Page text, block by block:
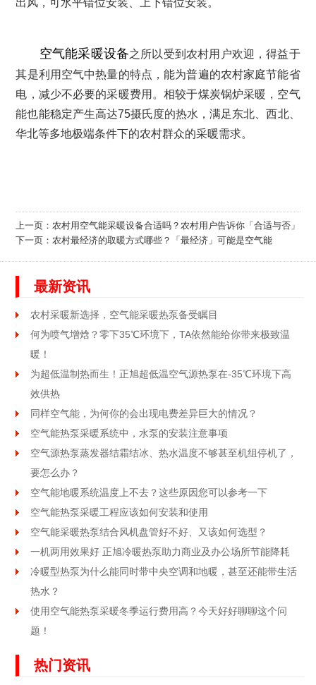
出风，可水平错位安装、上下错位安装。
空气能采暖设备之所以受到农村用户欢迎，得益于
其是利用空气中热量的特点，能为普遍的农村家庭节能省
电，减少不必要的采暖费用。相较于煤炭锅炉采暖，空气
能也能稳定产生高达75摄氏度的热水，满足东北、西北、
华北等多地极端条件下的农村群众的采暖需求。
上一页：农村用空气能采暖设备合适吗？农村用户告诉你「合适与否」
下一页：农村最经济的取暖方式哪些？「最经济」可能是空气能
最新资讯
农村采暖新选择，空气能采暖热泵备受瞩目
何为喷气增焓？零下35℃环境下，TA依然能给你带来极致温
暖！
为超低温制热而生！正旭超低温空气源热泵在-35℃环境下高
效供热
同样空气能，为何你的会出现电费差异巨大的情况？
空气能热泵采暖系统中，水泵的安装注意事项
空气源热泵蒸发器结霜结冰、热水温度不够甚至机组停机了，
要怎么办？
空气能地暖系统温度上不去？这些原因您可以参考一下
空气能热泵采暖工程应该如何安装和使用
空气能采暖热泵结合风机盘管好不好、又该如何选型？
一机两用效果好 正旭冷暖热泵助力商业及办公场所节能降耗
冷暖型热泵为什么能同时带中央空调和地暖，甚至还能带生活
热水？
使用空气能热泵采暖冬季运行费用高？今天好好聊聊这个问
题！
热门资讯